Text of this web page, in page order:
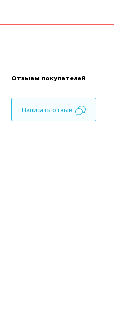
Отзывы покупателей
Написать отзыв